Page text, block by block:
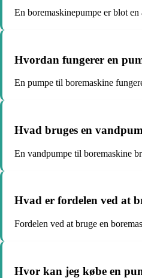
En boremaskinepumpe er blot
Hvordan fungerer en
En pumpe til boremaskine
Hvad bruges en
En vandpumpe til boremaskine
Hvad er fordelen ved at
Fordelen ved at bruge en
Hvor kan jeg købe en